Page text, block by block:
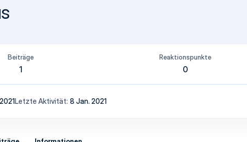
Beiträge
1
Reaktionspunkte
0
Letzte Aktivität 8 Jan. 2021